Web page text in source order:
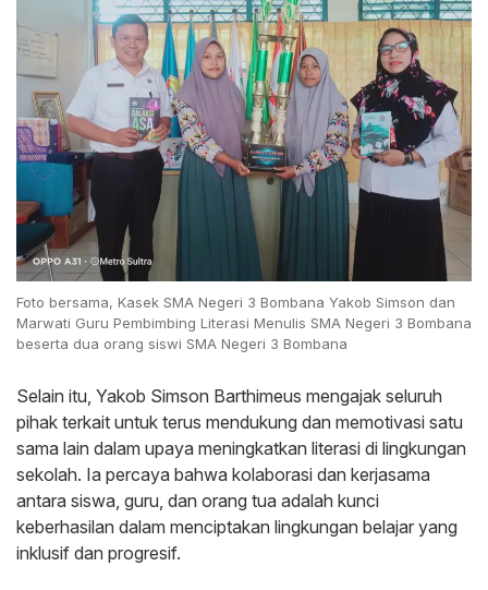
Foto bersama, Kasek SMA Negeri 3 Bombana Yakob Simson dan
Marwati Guru Pembimbing Literasi Menulis SMA Negeri 3 Bombana
beserta dua orang siswi SMA Negeri 3 Bombana
Selain itu, Yakob Simson Barthimeus mengajak seluruh
pihak terkait untuk terus mendukung dan memotivasi satu
sama lain dalam upaya meningkatkan literasi di lingkungan
sekolah. Ia percaya bahwa kolaborasi dan kerjasama
antara siswa, guru, dan orang tua adalah kunci
keberhasilan dalam menciptakan lingkungan belajar yang
inklusif dan progresif.